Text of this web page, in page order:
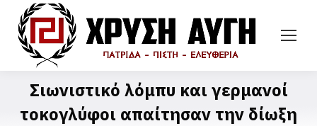
Σιωνιστικό λόμπυ και γερμανοί
τοκογλύφοι απαίτησαν την δίωξη